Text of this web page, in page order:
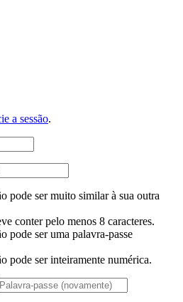
a sessão.
pode ser muito similar à sua outra
conter pelo menos 8 caracteres.
pode ser uma palavra-passe
pode ser inteiramente numérica.